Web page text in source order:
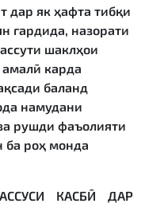
дар як ҳафта тибқи
гардида, назорати
шаклҳои
амалӣ карда
баланд
намудани
рушди фаъолияти
ба роҳ монда
КАСБӢ ДАР